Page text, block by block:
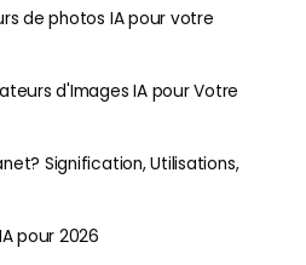
de photos IA pour votre
d'Images IA pour Votre
Signification, Utilisations,
pour 2026